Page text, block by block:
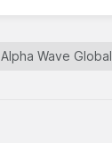
Alpha Wave Global